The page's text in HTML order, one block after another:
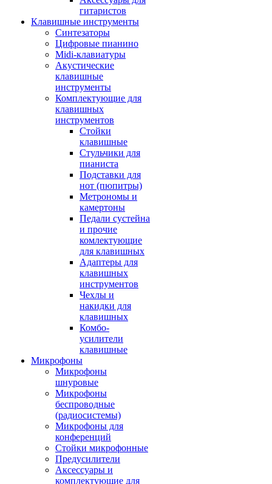
гитаристов
Клавишные инструменты
Синтезаторы
Цифровые пианино
Midi-клавиатуры
Акустические
клавишные
инструменты
Комплектующие для
клавишных
инструментов
Стойки
клавишные
Стульчики для
пианиста
Подставки для
нот (пюпитры)
Метрономы и
камертоны
Педали сустейна
и прочие
комлектующие
для клавишных
Адаптеры для
клавишных
инструментов
Чехлы и
накидки для
клавишных
Комбо-
усилители
клавишные
Микрофоны
Микрофоны
шнуровые
Микрофоны
беспроводные
(радиосистемы)
Микрофоны для
конференций
Стойки микрофонные
Предусилители
Аксессуары и
комплектующие для